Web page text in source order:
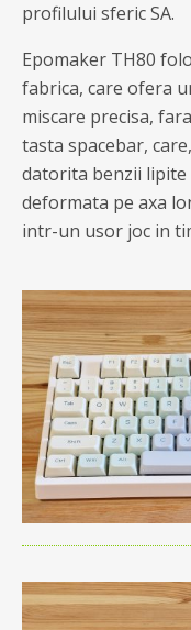
profilului sferic SA.
Epomaker TH80
fabrica, care ofera
miscare precisa,
tasta spacebar,
datorita benzii lipite
deformata pe axa
intr-un usor joc in